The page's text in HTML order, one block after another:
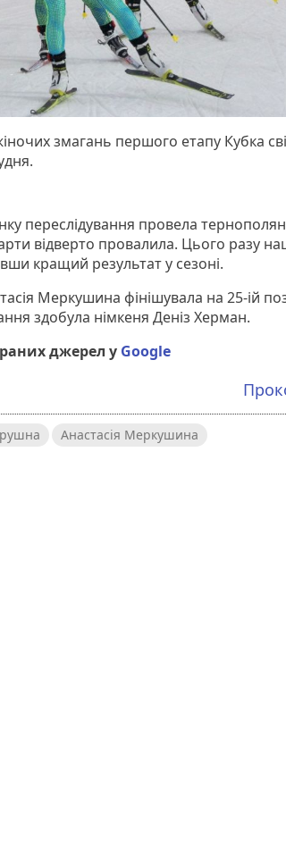
змагань першого етапу Кубка
переслідування провела
відверто провалила. Цього разу
кращий результат у сезоні.
Меркушина фінішувала на 25-ій
здобула німкеня Деніз Херман.
джерел у Google
Анастасія Меркушина